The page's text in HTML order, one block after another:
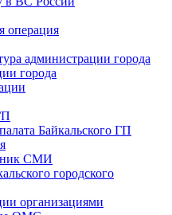
операция
администрации города
города
Байкальского ГП
СМИ
городского
организациями